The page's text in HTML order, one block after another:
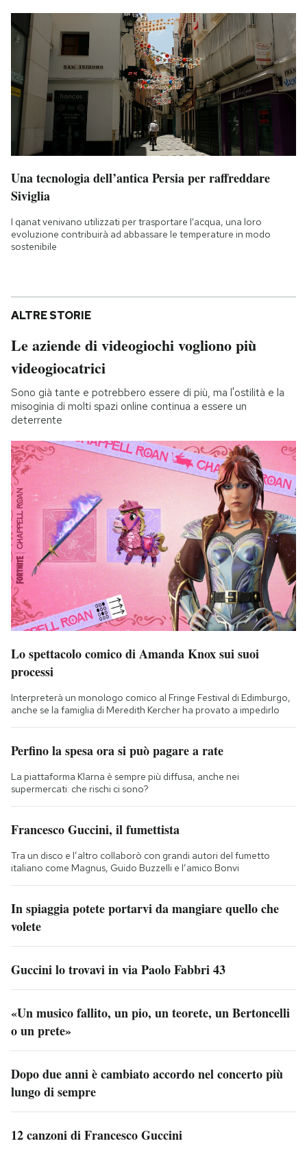
Una tecnologia dell’antica Persia per raffreddare
Siviglia
I qanat venivano utilizzati per trasportare l'acqua, una loro
evoluzione contribuirà ad abbassare le temperature in modo
sostenibile
ALTRE STORIE
Le aziende di videogiochi vogliono più
videogiocatrici
Sono già tante e potrebbero essere di più, ma l'ostilità e la
misoginia di molti spazi online continua a essere un
deterrente
Lo spettacolo comico di Amanda Knox sui suoi
processi
Interpreterà un monologo comico al Fringe Festival di Edimburgo,
anche se la famiglia di Meredith Kercher ha provato a impedirlo
Perfino la spesa ora si può pagare a rate
La piattaforma Klarna è sempre più diffusa, anche nei
supermercati: che rischi ci sono?
Francesco Guccini, il fumettista
Tra un disco e l’altro collaborò con grandi autori del fumetto
italiano come Magnus, Guido Buzzelli e l’amico Bonvi
In spiaggia potete portarvi da mangiare quello che
volete
Guccini lo trovavi in via Paolo Fabbri 43
«Un musico fallito, un pio, un teorete, un Bertoncelli
o un prete»
Dopo due anni è cambiato accordo nel concerto più
lungo di sempre
12 canzoni di Francesco Guccini